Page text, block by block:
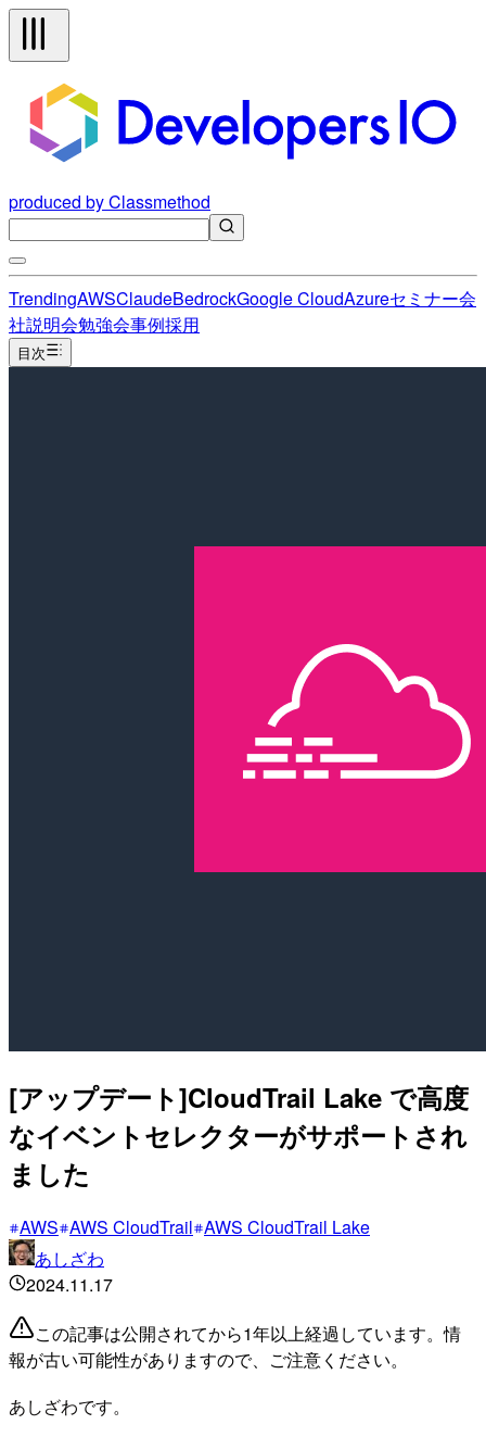
produced by Classmethod
TrendingAWSClaudeBedrockGoogle CloudAzureセミナー会
社説明会勉強会事例採用
目次
[アップデート]CloudTrail Lake で高度
なイベントセレクターがサポートされ
ました
AWS AWS CloudTrail AWS CloudTrail Lake
あしざわ
2024.11.17
この記事は公開されてから1年以上経過しています。情
報が古い可能性がありますので、ご注意ください。
あしざわです。